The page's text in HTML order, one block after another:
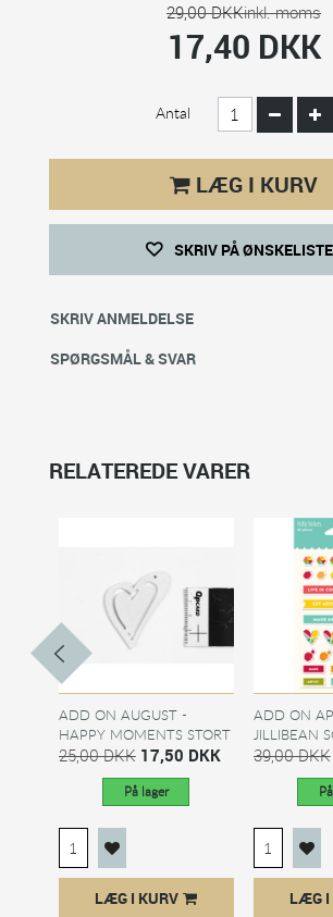
29,00 DKKinkl. moms
17,40 DKK
Antal
LÆG I KURV
SKRIV PÅ
SKRIV ANMELDELSE
SPØRGSMÅL & SVAR
RELATEREDE VARER
ADD ON AUGUST -
HAPPY MOMENTS STORT
SKÆVT...
25,00 DKK 17,50 DKK
På lager
LÆG I KURV
ADD ON
JILLIBEAN
OF...
39,00 DKK
LÆG I